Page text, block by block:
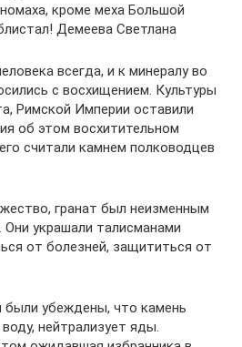
кроме меха Большой
Демеева Светлана
всегда, и к минералу во
с восхищением. Культуры
Римской Империи оставили
об этом восхитительном
считали камнем полководцев
гранат был неизменным
украшали талисманами
от болезней, защититься от
были убеждены, что камень
нейтрализует яды.